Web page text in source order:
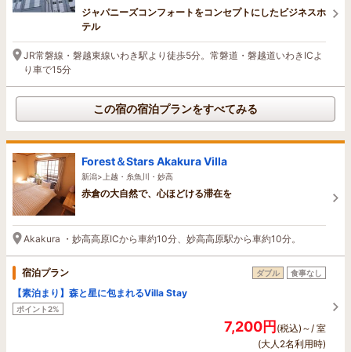
ジャパニーズコンフォートをコンセプトにしたビジネスホ
テル
JR常磐線・磐越東線いわき駅より徒歩5分。常磐道・磐越道いわきICよ
り車で15分
この宿の宿泊プランをすべてみる
Forest＆Stars Akakura Villa
新潟>上越・糸魚川・妙高
赤倉の大自然で、心ほどける滞在を
Akakura ・妙高高原ICから車約10分、妙高高原駅から車約10分。
宿泊プラン ダブル 食事なし
【素泊まり】森と星に包まれるVilla Stay
ポイント2%
7,200円(税込)～/ 室
(大人2名利用時)